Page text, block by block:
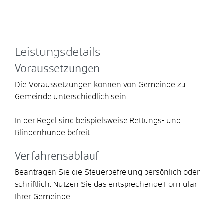
Leistungsdetails
Voraussetzungen
Die Voraussetzungen können von Gemeinde zu
Gemeinde unterschiedlich sein.
In der Regel sind beispielsweise Rettungs- und
Blindenhunde befreit.
Verfahrensablauf
Beantragen Sie die Steuerbefreiung persönlich oder
schriftlich. Nutzen Sie das entsprechende Formular
Ihrer Gemeinde.